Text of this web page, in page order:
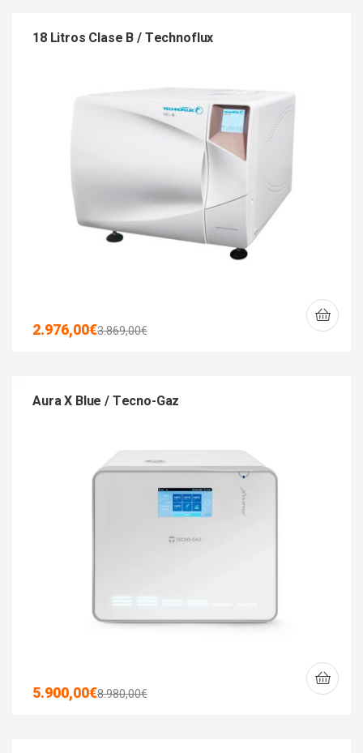
18 Litros Clase B / Technoflux
3.869,00€
2.976,00€
Aura X Blue / Tecno-Gaz
8.980,00€
5.900,00€